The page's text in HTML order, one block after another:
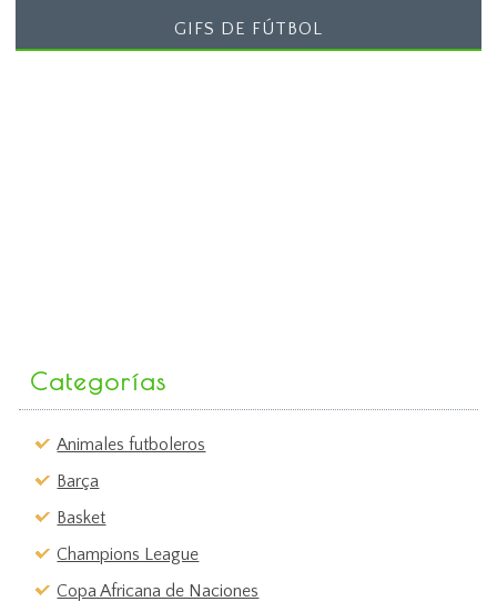
GIFS DE FÚTBOL
Categorías
Animales futboleros
Barça
Basket
Champions League
Copa Africana de Naciones